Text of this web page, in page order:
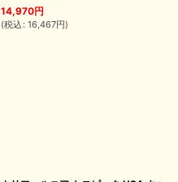
14,970円
(税込 : 16,467円)